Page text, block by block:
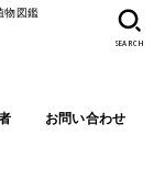
物図鑑
お問い合わせ
SEARCH